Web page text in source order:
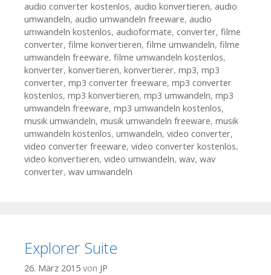
audio converter kostenlos, audio konvertieren, audio
umwandeln, audio umwandeln freeware, audio
umwandeln kostenlos, audioformate, converter, filme
converter, filme konvertieren, filme umwandeln, filme
umwandeln freeware, filme umwandeln kostenlos,
konverter, konvertieren, konvertierer, mp3, mp3
converter, mp3 converter freeware, mp3 converter
kostenlos, mp3 konvertieren, mp3 umwandeln, mp3
umwandeln freeware, mp3 umwandeln kostenlos,
musik umwandeln, musik umwandeln freeware, musik
umwandeln kostenlos, umwandeln, video converter,
video converter freeware, video converter kostenlos,
video konvertieren, video umwandeln, wav, wav
converter, wav umwandeln
Explorer Suite
26. März 2015 von JP